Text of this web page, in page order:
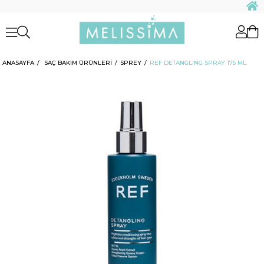
ANASAYFA SAÇ BAKIM ÜRÜNLERİ SPREY REF DETANGLING SPRAY 175 ML